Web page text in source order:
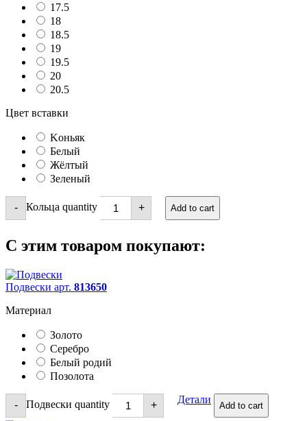
17.5
18
18.5
19
19.5
20
20.5
Цвет вставки
Kоньяк
Белый
Жёлтый
Зеленый
- Кольца quantity + Add to cart
С этим товаром покупают:
Подвески арт. 813650
Материал
Золото
Серебро
Белый родий
Позолота
- Подвески quantity + Детали
Add to cart